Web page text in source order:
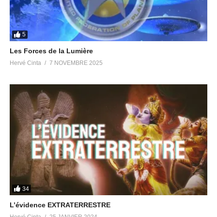
TELEGRAM
Canal principal Victoria Luminishttps://t.me/victorialuminis
Groupe de discussion thématique sur les émissions Radio
Pléiades
https://t.me/avisradiopleiades
Canal des replays des émissions Radio Pléiades
Chat Group anglophone Let’s Meditate for Planetary Liberation
https://t.me/meditationliberation
Canal anglophone Victory Of The Light
https://t.me/Victory_Of_The_Light
Partager :
J’aime ça :
5
Les Forces de la Lumière
Hervé Cinta 7 NOVEMBRE 2025
34
L’évidence EXTRATERRESTRE